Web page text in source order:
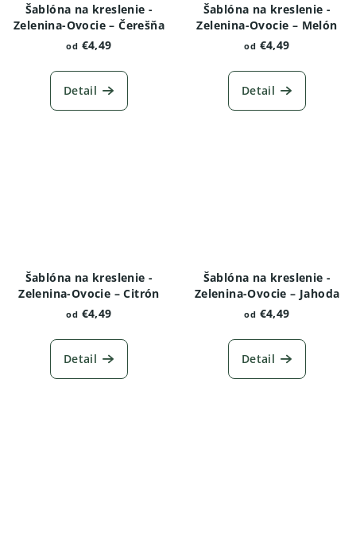
Šablóna na kreslenie -
Zelenina-Ovocie – Čerešňa
od €4,49
Detail
Šablóna na kreslenie -
Zelenina-Ovocie – Melón
od €4,49
Detail
Šablóna na kreslenie -
Zelenina-Ovocie – Citrón
od €4,49
Detail
Šablóna na kreslenie -
Zelenina-Ovocie – Jahoda
od €4,49
Detail